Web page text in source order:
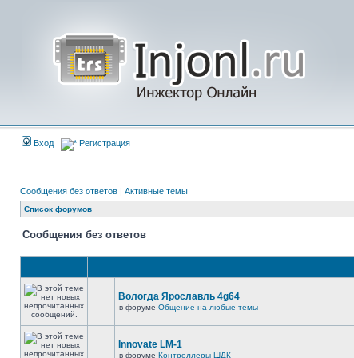
Вход Регистрация
Сообщения без ответов | Активные темы
Список форумов
Сообщения без ответов
Вологда Ярославль 4g64
в форуме Общение на любые темы
Innovate LM-1
в форуме Контроллеры ШДК